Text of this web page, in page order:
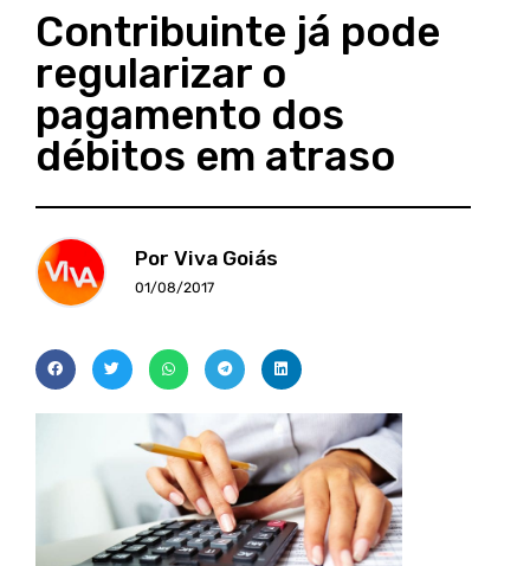
Contribuinte já pode
regularizar o
pagamento dos
débitos em atraso
Por Viva Goiás
01/08/2017